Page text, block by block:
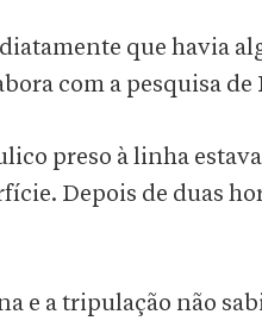
que havia
com a pesquisa de
preso à linha
Depois de duas
e a tripulação não